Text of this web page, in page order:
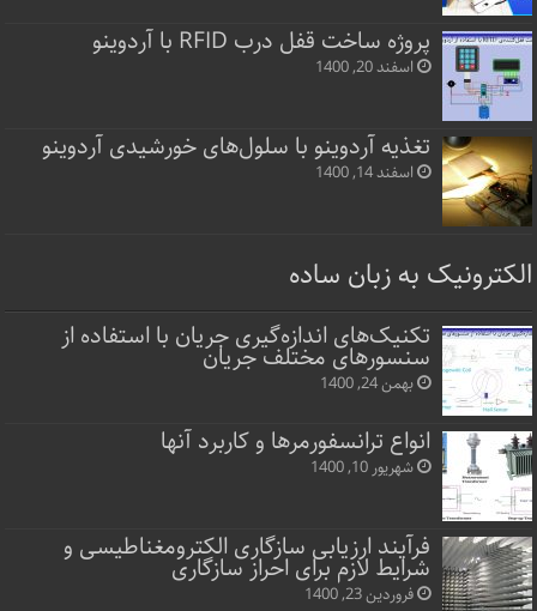
پروژه ساخت قفل‌ درب RFID با آردوینو
اسفند 20, 1400
تغذیه آردوینو با سلول‌های خورشیدی آردوینو
اسفند 14, 1400
الکترونیک به زبان ساده
تکنیک‌های اندازه‌گیری جریان با استفاده از
سنسورهای مختلف جریان
بهمن 24, 1400
انواع ترانسفورمرها و کاربرد آنها
شهریور 10, 1400
فرآیند ارزیابی سازگاری الکترومغناطیسی و
شرایط لازم برای احراز سازگاری
فروردین 23, 1400